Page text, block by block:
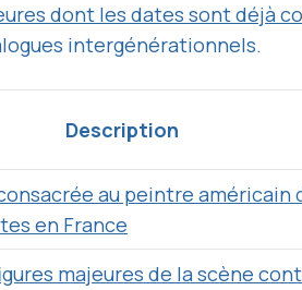
dont les dates sont déjà
intergénérationnels.
Description
au peintre américain
en France
majeures de la scène